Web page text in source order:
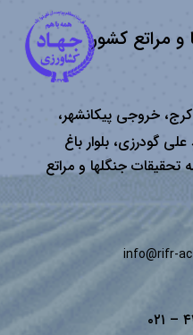
مراتع کشور
كرج، خروجی پیكانشهر،
گودرزی، بلوار باغ
تحقیقات جنگلها و مراتع
info@rifr-